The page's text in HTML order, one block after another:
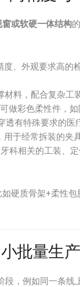
或软硬一体结构
度、外观要求高
材料，配合复杂工
做彩色柔性件，
透有特殊要求的医
用于经常拆装的夹
牙科相关的工装、
如硬质骨架+柔性
批量生
段，例如同一条